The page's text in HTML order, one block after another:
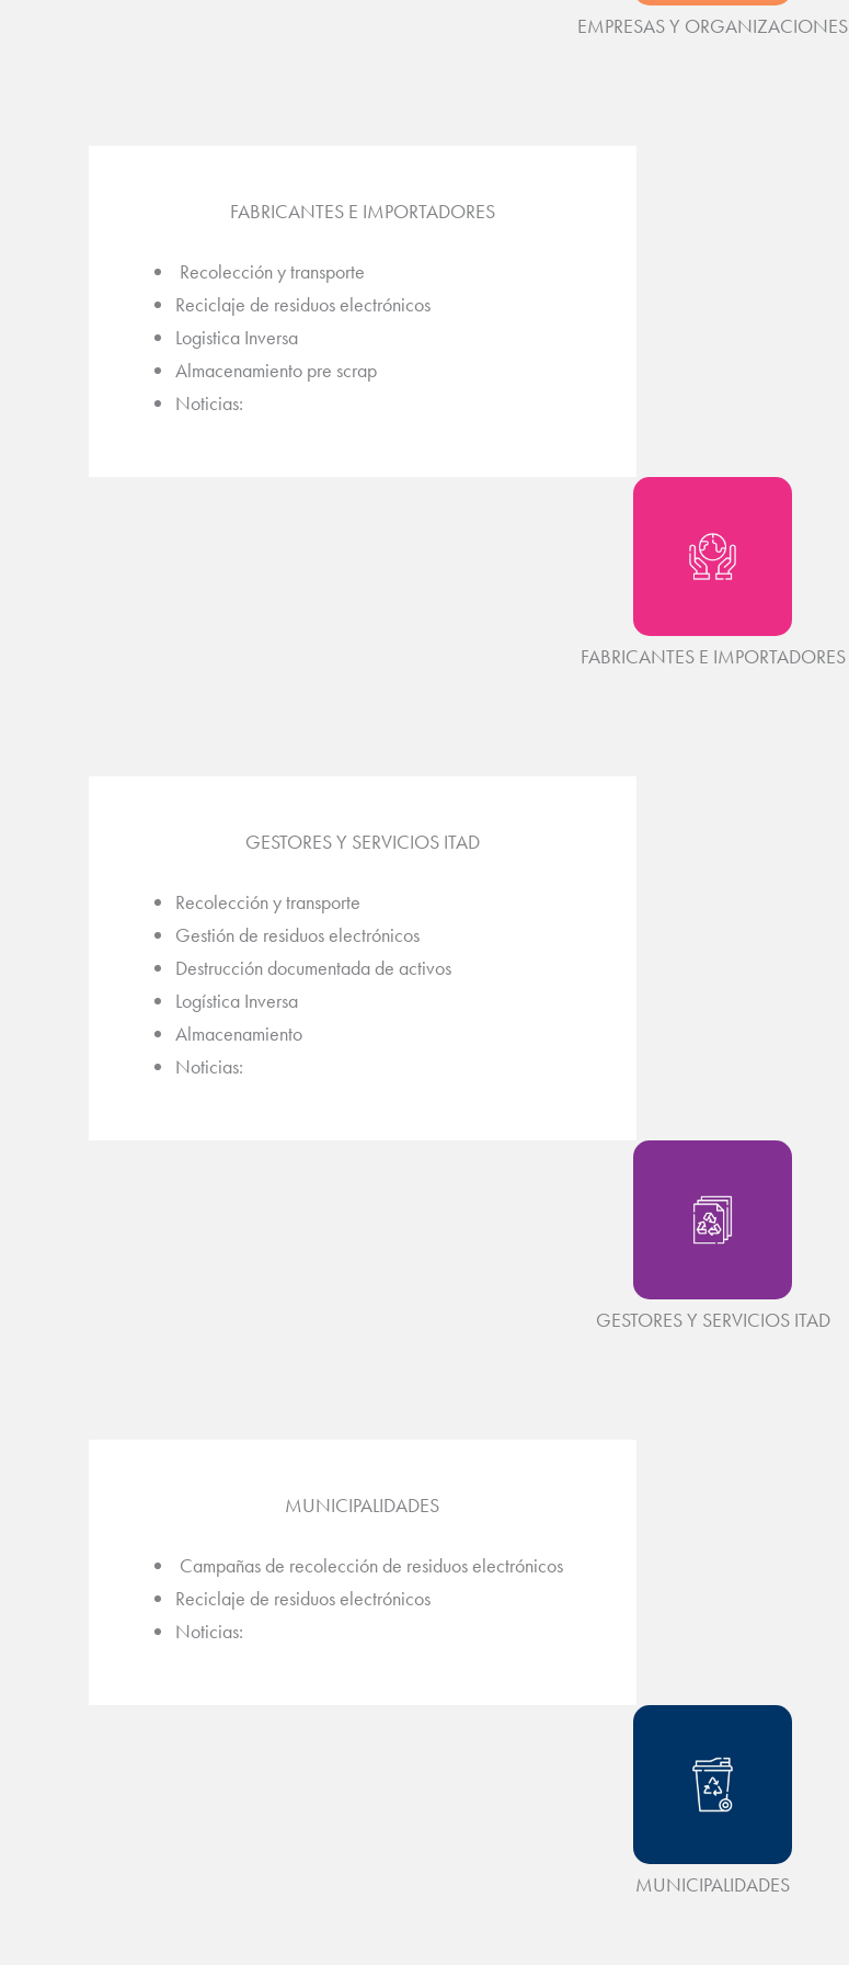
EMPRESAS Y ORGANIZACIONES​
FABRICANTES E IMPORTADORES
Recolección y transporte
Reciclaje de residuos electrónicos
Logistica Inversa
Almacenamiento pre scrap
Noticias:
FABRICANTES E IMPORTADORES​
GESTORES Y SERVICIOS ITAD
Recolección y transporte
Gestión de residuos electrónicos
Destrucción documentada de activos
Logística Inversa
Almacenamiento
Noticias:
GESTORES Y SERVICIOS ITAD​
MUNICIPALIDADES
Campañas de recolección de residuos electrónicos
Reciclaje de residuos electrónicos
Noticias:
MUNICIPALIDADES